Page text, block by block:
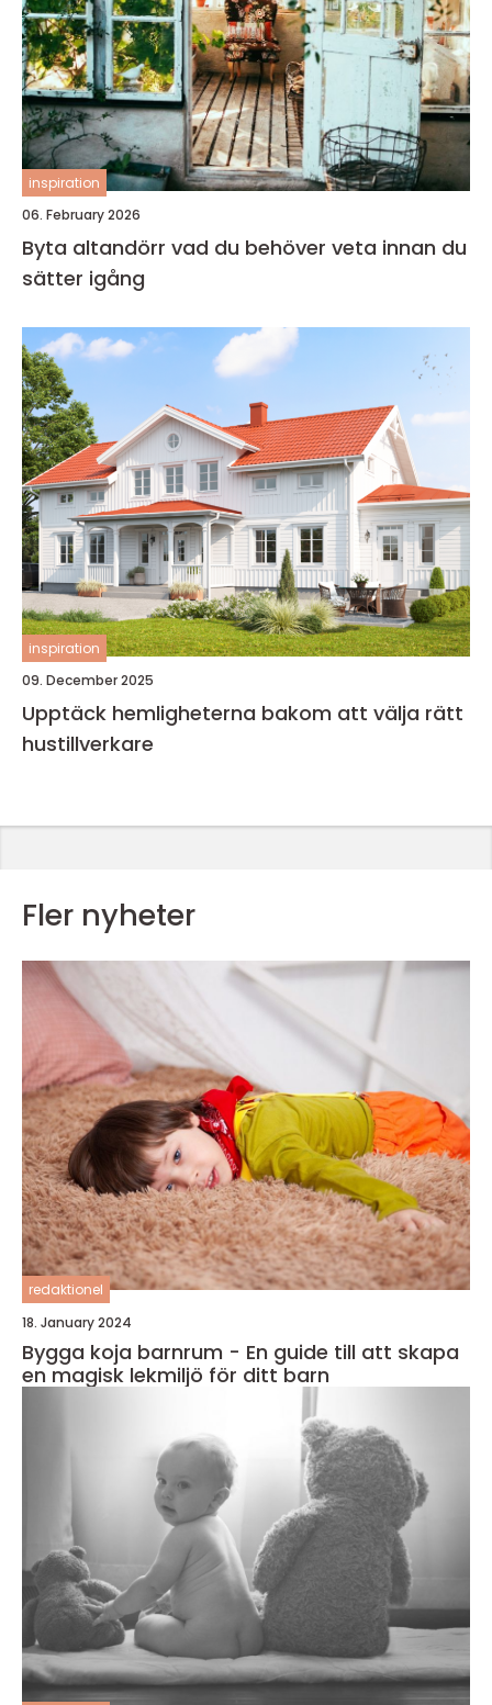
inspiration
06. February 2026
Byta altandörr vad du behöver veta innan du
sätter igång
inspiration
09. December 2025
Upptäck hemligheterna bakom att välja rätt
hustillverkare
Fler nyheter
redaktionel
18. January 2024
Bygga koja barnrum - En guide till att skapa
en magisk lekmiljö för ditt barn